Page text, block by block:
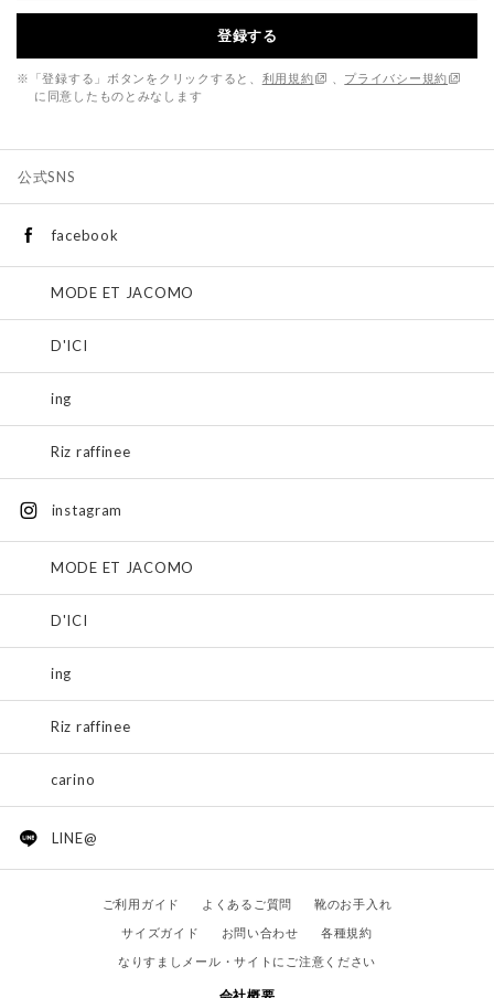
登録する
※「登録する」ボタンをクリックすると、 利用規約
プライバシー規約
に同意したものとみなします
公式SNS
facebook
MODE ET JACOMO
D'ICI
ing
Riz raffinee
instagram
MODE ET JACOMO
D'ICI
ing
Riz raffinee
carino
LINE@
ご利用ガイド よくあるご質問
靴のお手入れ
サイズガイド
お問い合わせ
各種規約
なりすましメール・サイトにご注意ください